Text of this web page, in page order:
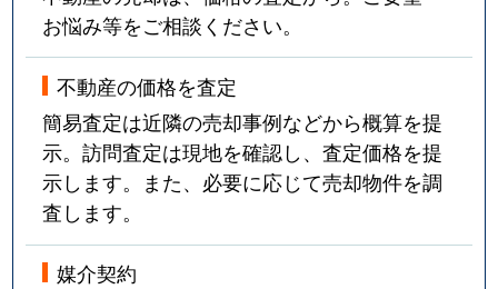
お悩み等をご相談ください。
不動産の価格を査定
簡易査定は近隣の売却事例などから概算を提
示。訪問査定は現地を確認し、査定価格を提
示します。また、必要に応じて売却物件を調
査します。
媒介契約